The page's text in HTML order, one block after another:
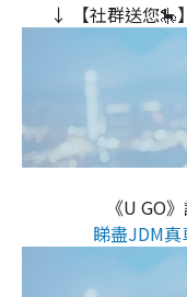
↓ 【社群送您🎠
《U GO
睇盡JDM